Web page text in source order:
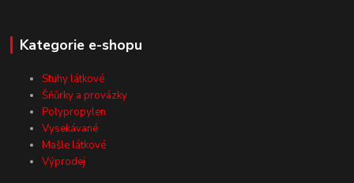
Kategorie e-shopu
Stuhy látkové
Šňůrky a provázky
Polypropylen
Vysekávané
Mašle látkové
Výprodej